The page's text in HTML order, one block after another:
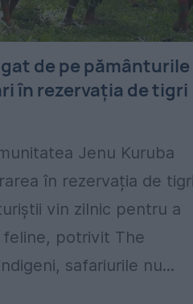
de pe pământurile
în rezervația de tigri
Jenu Kuruba
în rezervația de
vin zilnic pentru a
potrivit The
safariurile nu...